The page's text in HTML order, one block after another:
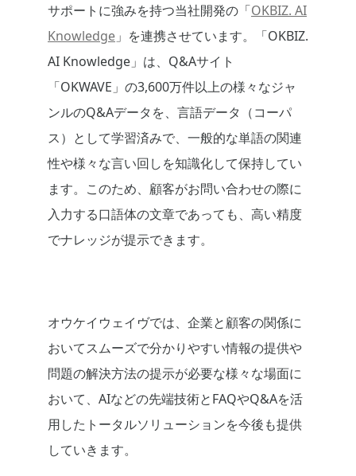
サポートに強みを持つ当社開発の「OKBIZ. AI
Knowledge 」を連携させています。「OKBIZ.
AI Knowledge」は、Q&Aサイト
「OKWAVE」の3,600万件以上の様々なジャ
ンルのQ&Aデータを、言語データ（コーパ
ス）として学習済みで、一般的な単語の関連
性や様々な言い回しを知識化して保持してい
ます。このため、顧客がお問い合わせの際に
入力する口語体の文章であっても、高い精度
でナレッジが提示できます。
オウケイウェイヴでは、企業と顧客の関係に
おいてスムーズで分かりやすい情報の提供や
問題の解決方法の提示が必要な様々な場面に
おいて、AIなどの先端技術とFAQやQ&Aを活
用したトータルソリューションを今後も提供
していきます。